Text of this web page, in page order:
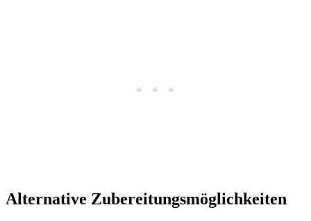
Alternative Zubereitungsmöglichkeiten